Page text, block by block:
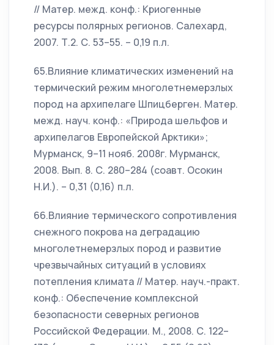
// Матер. межд. конф.: Криогенные
ресурсы полярных регионов. Салехард,
2007. Т.2. С. 53–55. – 0,19 п.л.
65.Влияние климатических изменений на
термический режим многолетнемерзлых
пород на архипелаге Шпицберген. Матер.
межд. науч. конф.: «Природа шельфов и
архипелагов Европейской Арктики»;
Мурманск, 9–11 нояб. 2008г. Мурманск,
2008. Вып. 8. С. 280–284 (соавт. Осокин
Н.И.). – 0,31 (0,16) п.л.
66.Влияние термического сопротивления
снежного покрова на деградацию
многолетнемерзлых пород и развитие
чрезвычайных ситуаций в условиях
потепления климата // Матер. науч.-практ.
конф.: Обеспечение комплексной
безопасности северных регионов
Российской Федерации. М., 2008. С. 122–